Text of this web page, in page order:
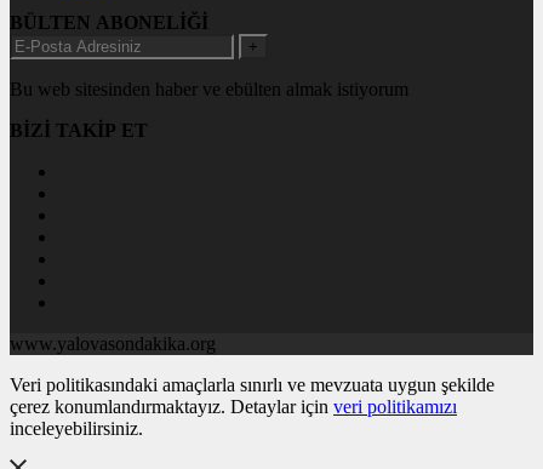
BÜLTEN ABONELİĞİ
+
Bu web sitesinden haber ve ebülten almak istiyorum
BİZİ TAKİP ET
www.yalovasondakika.org
Veri politikasındaki amaçlarla sınırlı ve mevzuata uygun şekilde
çerez konumlandırmaktayız. Detaylar için veri politikamızı
inceleyebilirsiniz.